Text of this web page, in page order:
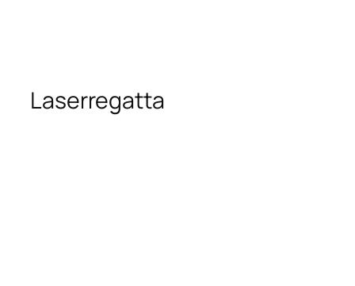
Laserregatta